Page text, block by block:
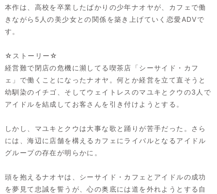
本作は、高校を卒業したばかりの少年ナオヤが、カフェで働
きながら5人の美少女との関係を築き上げていく恋愛ADVで
す。
☆ストーリー☆
経営難で閉店の危機に瀕してる喫茶店「シーサイド・カフ
ェ」で働くことになったナオヤ。何とか経営を立て直そうと
幼馴染のイチゴ、そしてウェイトレスのマユキとクウの3人で
アイドルを結成してお客さんを引き付けようとする。
しかし、マユキとクウは大事な歌と踊りが苦手だった。さら
には、海辺に店舗を構えるカフェにライバルとなるアイドル
グループの存在が明らかに。
頭を抱えるナオヤは、シーサイド・カフェとアイドルの成功
を夢見て忠誠を誓うが、心の奥底には道を外れようとする自